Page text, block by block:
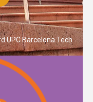
UPC Barcelona Tech